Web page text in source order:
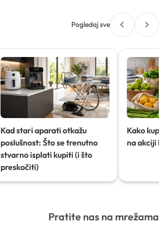
Pogledaj sve
Kad stari aparati otkažu
poslušnost: Što se trenutno
stvarno isplati kupiti (i što
preskočiti)
Kako
na akciji
Pratite nas na mrežama